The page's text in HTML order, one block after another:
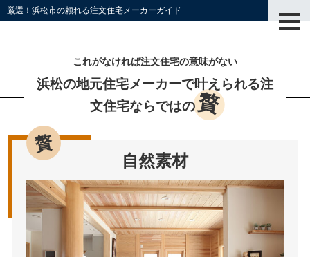
厳選！浜松市の頼れる注文住宅メーカーガイド
これがなければ注文住宅の意味がない
浜松の地元住宅メーカーで叶えられる注
文住宅ならではの贅
自然素材